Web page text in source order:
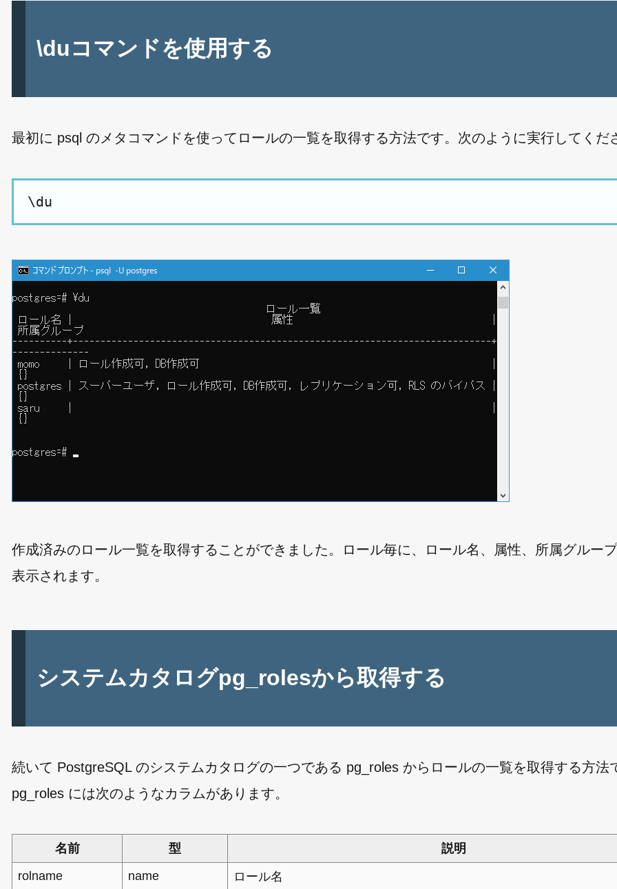
\duコマンドを使用する
最初に psql のメタコマンドを使ってロールの一覧を取得する方法です。次のように実行してくだ
\du
作成済みのロール一覧を取得することができました。ロール毎に、ロール名、属性、所属グルー
表示されます。
システムカタログpg_rolesから取得する
続いて PostgreSQL のシステムカタログの一つである pg_roles からロールの一覧を取得する方法
pg_roles には次のようなカラムがあります。
名前 型
説明
rolname
name
ロール名